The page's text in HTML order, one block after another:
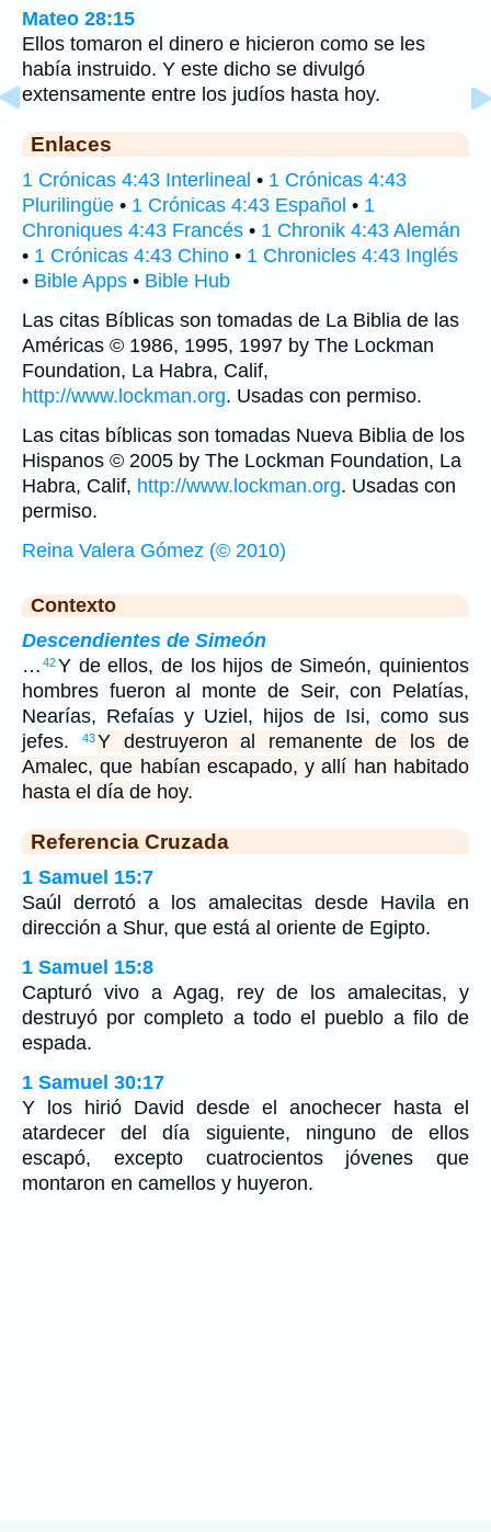
Mateo 28:15
Ellos tomaron el dinero e hicieron como se les
había instruido. Y este dicho se divulgó
extensamente entre los judíos hasta hoy.
Enlaces
1 Crónicas 4:43 Interlineal • 1 Crónicas 4:43
Plurilingüe • 1 Crónicas 4:43 Español • 1
Chroniques 4:43 Francés • 1 Chronik 4:43 Alemán
• 1 Crónicas 4:43 Chino • 1 Chronicles 4:43 Inglés
• Bible Apps • Bible Hub
Las citas Bíblicas son tomadas de La Biblia de las
Américas © 1986, 1995, 1997 by The Lockman
Foundation, La Habra, Calif,
http://www.lockman.org. Usadas con permiso.
Las citas bíblicas son tomadas Nueva Biblia de los
Hispanos © 2005 by The Lockman Foundation, La
Habra, Calif, http://www.lockman.org. Usadas con
permiso.
Reina Valera Gómez (© 2010)
Contexto
Descendientes de Simeón
… 42Y de ellos, de los hijos de Simeón, quinientos
hombres fueron al monte de Seir, con Pelatías,
Nearías, Refaías y Uziel, hijos de Isi, como sus
jefes.
43 Y destruyeron al remanente de los de
Amalec, que habían escapado, y allí han habitado
hasta el día de hoy.
Referencia Cruzada
1 Samuel 15:7
Saúl derrotó a los amalecitas desde Havila en
dirección a Shur, que está al oriente de Egipto.
1 Samuel 15:8
Capturó vivo a Agag, rey de los amalecitas, y
destruyó por completo a todo el pueblo a filo de
espada.
1 Samuel 30:17
Y los hirió David desde el anochecer hasta el
atardecer del día siguiente, ninguno de ellos
escapó, excepto cuatrocientos jóvenes que
montaron en camellos y huyeron.